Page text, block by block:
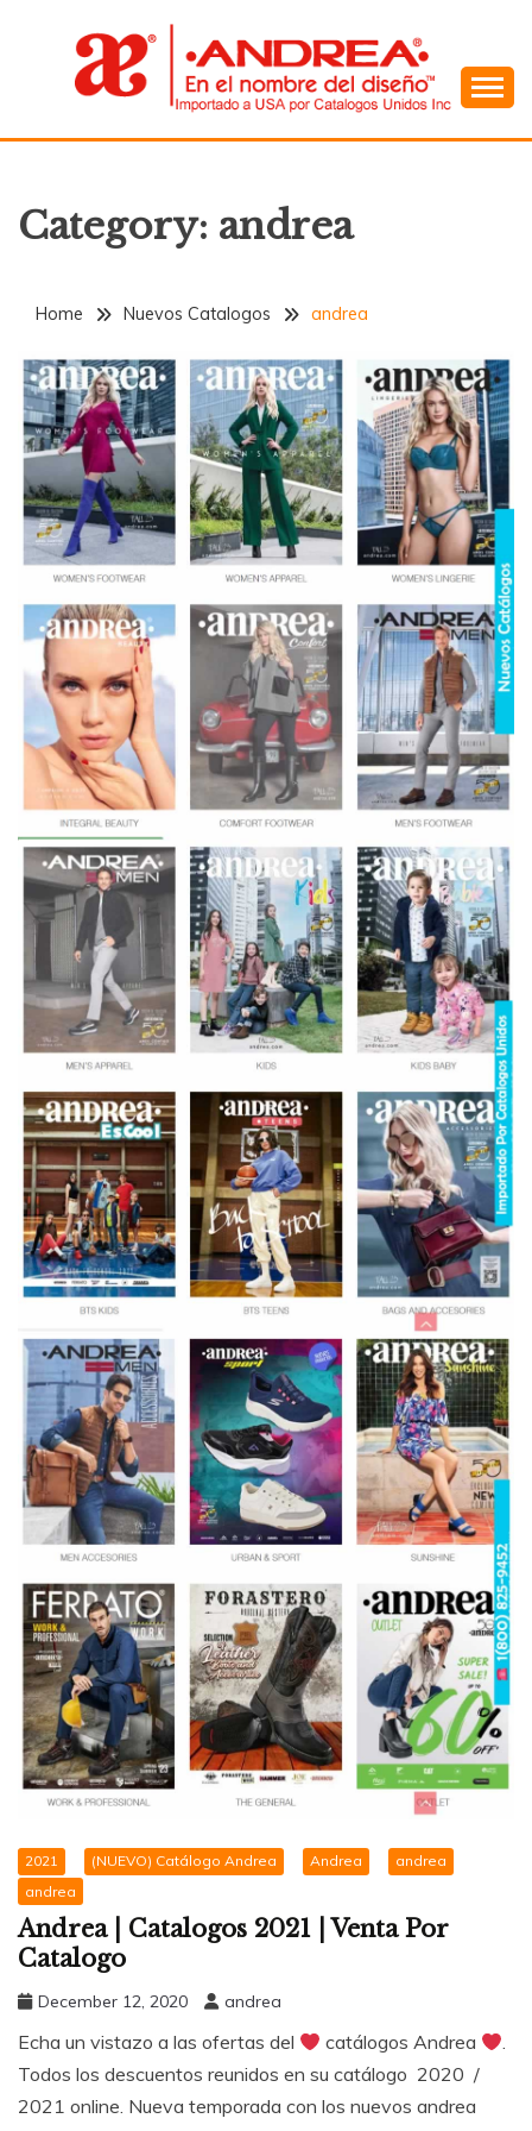
ANDREA
Category: andrea
Home Nuevos Catalogos andrea
2021 (NUEVO) Catálogo Andrea Andrea
andrea
andrea
Andrea | Catalogos 2021 | Venta Por
Catalogo
December 12, 2020 andrea
Echa un vistazo a las ofertas del catálogos Andrea
.
Todos los descuentos reunidos en su catálogo 2020 /
2021 online. Nueva temporada con los nuevos andrea